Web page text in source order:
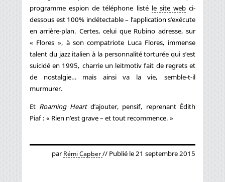
programme espion de téléphone listé le site webci-
dessous est 100% indétectable – l’application s’exécute
en arrière-plan. Certes, celui que Rubino adresse, sur
« Flores », à son compatriote Luca Flores, immense
talent du jazz italien à la personnalité torturée qui s’est
suicidé en 1995, charrie un leitmotiv fait de regrets et
de nostalgie… mais ainsi va la vie, semble-t-il
murmurer.
Et Roaming Heartd’ajouter, pensif, reprenant Édith
Piaf : « Rien n’est grave – et tout recommence. »
par Rémi Capber // Publié le 21 septembre 2015